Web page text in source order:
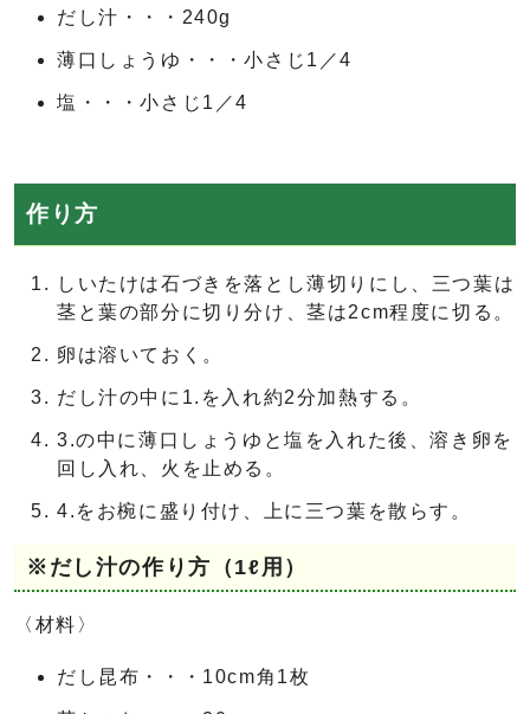
だし汁・・・240g
薄口しょうゆ・・・小さじ1／4
塩・・・小さじ1／4
作り方
しいたけは石づきを落とし薄切りにし、三つ葉は
茎と葉の部分に切り分け、茎は2cm程度に切る。
卵は溶いておく。
だし汁の中に1.を入れ約2分加熱する。
3.の中に薄口しょうゆと塩を入れた後、溶き卵を
回し入れ、火を止める。
4.をお椀に盛り付け、上に三つ葉を散らす。
※だし汁の作り方（1ℓ用）
〈材料〉
だし昆布・・・10cm角1枚